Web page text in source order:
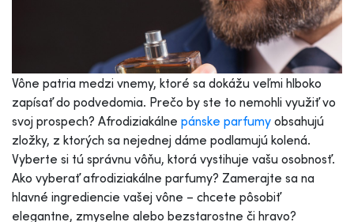
Vône patria medzi vnemy, ktoré sa dokážu veľmi hlboko
zapísať do podvedomia. Prečo by ste to nemohli využiť vo
svoj prospech? Afrodiziakálne pánske parfumy obsahujú
zložky, z ktorých sa nejednej dáme podlamujú kolená.
Vyberte si tú správnu vôňu, ktorá vystihuje vašu osobnosť.
Ako vyberať afrodiziakálne parfumy? Zamerajte sa na
hlavné ingrediencie vašej vône – chcete pôsobiť
elegantne, zmyselne alebo bezstarostne či hravo?